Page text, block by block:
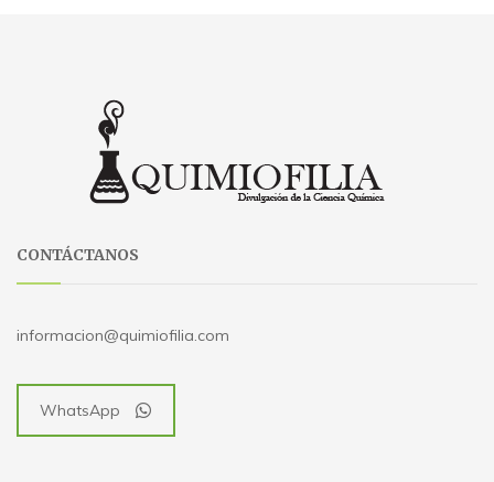
CONTÁCTANOS
informacion@quimiofilia.com
WhatsApp